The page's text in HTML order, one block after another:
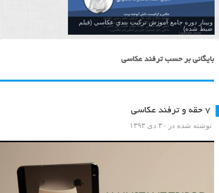
وبینار دوره جامع آموزش تركيب بندي عكاسي (فیلم
ضبط شده)
بایگانی بر حسب ترفند عکاسی
۷ حقه و ترفند عکاسی
نوشته شده در ۳۰ دی ۱۳۹۳